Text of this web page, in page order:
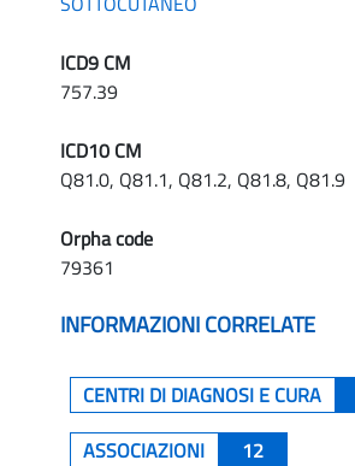
ICD9 CM
757.39
ICD10 CM
Q81.0, Q81.1, Q81.2, Q81.8, Q81.9
Orpha code
79361
INFORMAZIONI CORRELATE
CENTRI DI DIAGNOSI E CURA
ASSOCIAZIONI
12